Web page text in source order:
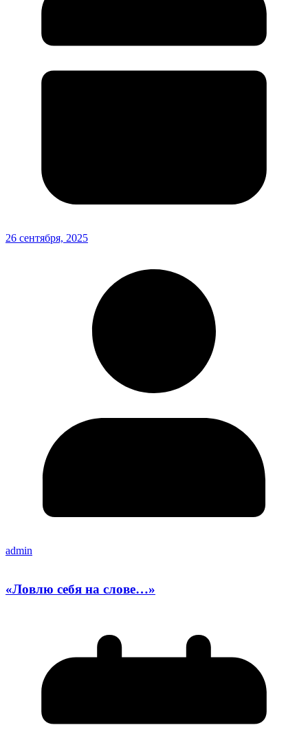
26 сентября, 2025
admin
«Ловлю себя на слове…»